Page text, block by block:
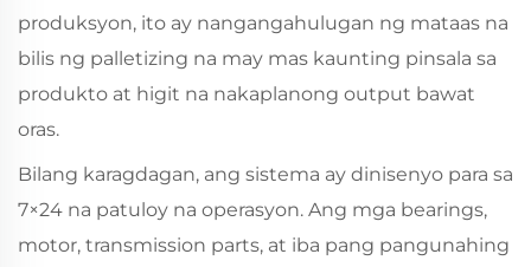
produksyon, ito ay nangangahulugan ng mataas na
bilis ng palletizing na may mas kaunting pinsala sa
produkto at higit na nakaplanong output bawat
oras.
Bilang karagdagan, ang sistema ay dinisenyo para sa
7×24 na patuloy na operasyon. Ang mga bearings,
motor, transmission parts, at iba pang pangunahing